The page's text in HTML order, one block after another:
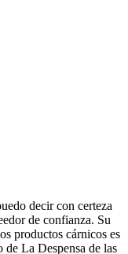
decir con certeza
de confianza. Su
productos cárnicos es
La Despensa de las